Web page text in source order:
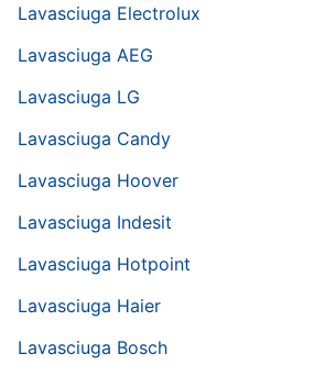
Lavasciuga Electrolux
Lavasciuga AEG
Lavasciuga LG
Lavasciuga Candy
Lavasciuga Hoover
Lavasciuga Indesit
Lavasciuga Hotpoint
Lavasciuga Haier
Lavasciuga Bosch